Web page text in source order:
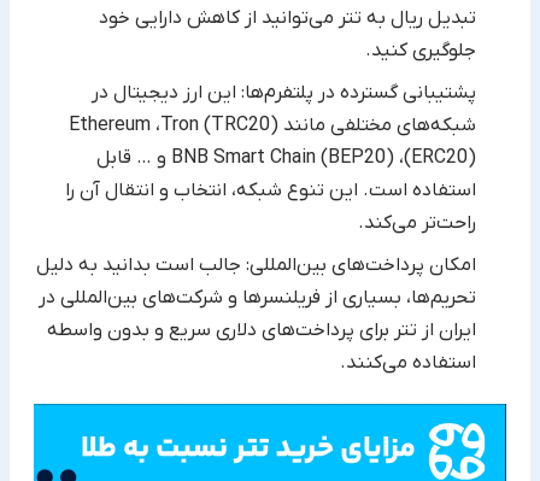
تبدیل ریال به تتر ‏می‌توانید از کاهش دارایی خود
جلوگیری کنید.‏
پشتیبانی گسترده در پلتفرم‌ها: این ارز دیجیتال در
شبکه‌های مختلفی مانند ‏Tron (TRC20)‎، ‏Ethereum
(ERC20)‎، ‏BNB ‎Smart Chain (BEP20)‎‏ و … قابل
استفاده است. این تنوع شبکه، انتخاب و انتقال آن را
راحت‌تر می‌کند.‏
امکان پرداخت‌های بین‌المللی: جالب است بدانید به دلیل
تحریم‌ها، بسیاری از فریلنسرها و شرکت‌های بین‌المللی در
ایران از ‏تتر برای پرداخت‌های دلاری سریع و بدون واسطه
استفاده می‌کنند.‏